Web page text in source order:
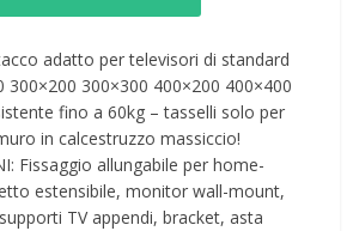
adatto per televisori di standard
300×200 300×300 400×200 400×400
fino a 60kg – tasselli solo per
in calcestruzzo massiccio!
Fissaggio allungabile per home-
estensibile, monitor wall-mount,
TV appendi, bracket, asta